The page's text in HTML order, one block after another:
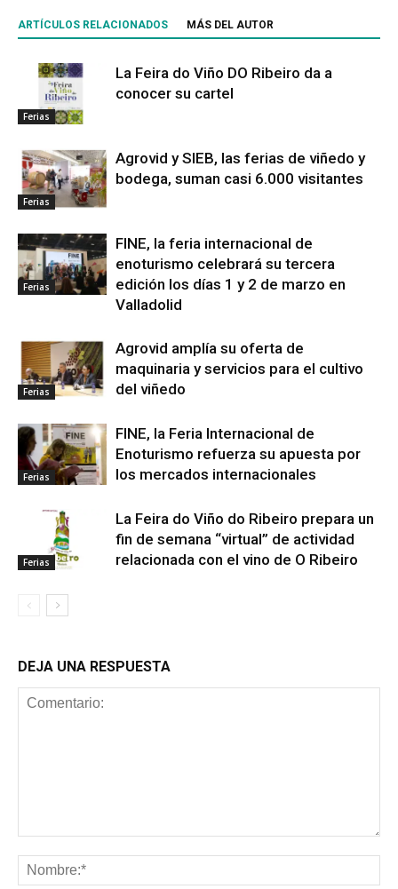
ARTÍCULOS RELACIONADOS MÁS DEL AUTOR
Ferias
La Feira do Viño DO Ribeiro da a
conocer su cartel
Ferias
Agrovid y SIEB, las ferias de viñedo y
bodega, suman casi 6.000 visitantes
Ferias
FINE, la feria internacional de
enoturismo celebrará su tercera
edición los días 1 y 2 de marzo en
Valladolid
Ferias
Agrovid amplía su oferta de
maquinaria y servicios para el cultivo
del viñedo
Ferias
FINE, la Feria Internacional de
Enoturismo refuerza su apuesta por
los mercados internacionales
Ferias
La Feira do Viño do Ribeiro prepara un
fin de semana “virtual” de actividad
relacionada con el vino de O Ribeiro
DEJA UNA RESPUESTA